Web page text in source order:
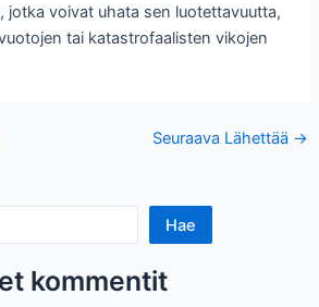
jotka voivat uhata sen luotettavuutta,
tai katastrofaalisten vikojen
Seuraava Lähettää →
Hae
kommentit